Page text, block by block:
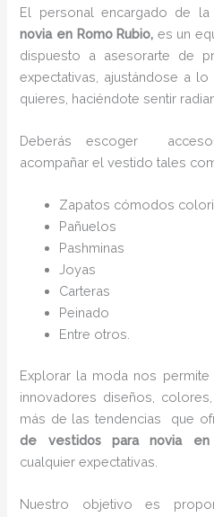
El personal encargado de la
novia en Romo Rubio, es un
dispuesto a asesorarte de
expectativas, ajustándose a
quieres, haciéndote sentir
Deberás escoger
acompañar el vestido tales
Zapatos cómodos
Pañuelos
Pashminas
Joyas
Carteras
Peinado
Entre otros.
Explorar la moda nos
innovadores diseños,
más de las tendencias que
de vestidos para novia en
cualquier expectativas.
Nuestro objetivo es